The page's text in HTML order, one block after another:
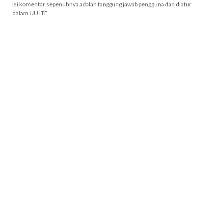
Isi komentar sepenuhnya adalah tanggung jawab pengguna dan diatur
dalam UU ITE